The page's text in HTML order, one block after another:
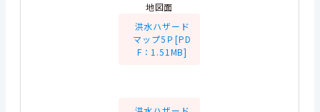
地図面
洪水ハザード
マップ5Ｐ[PD
F：1.51MB]